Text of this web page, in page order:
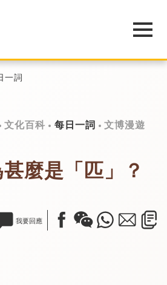
一詞
文化百科 每日一詞 文博漫遊
麼是「匹」？
我要回應